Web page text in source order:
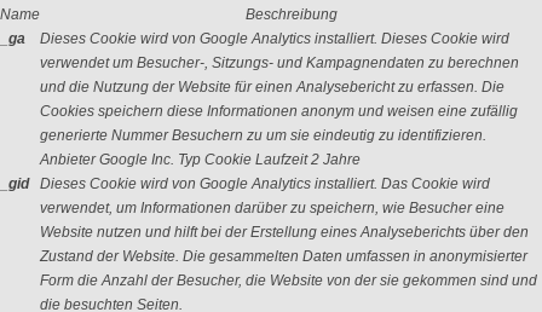
Name
Beschreibung
_ga
Dieses Cookie wird von Google Analytics installiert. Dieses Cookie wird
verwendet um Besucher-, Sitzungs- und Kampagnendaten zu berechnen
und die Nutzung der Website für einen Analysebericht zu erfassen. Die
Cookies speichern diese Informationen anonym und weisen eine zufällig
generierte Nummer Besuchern zu um sie eindeutig zu identifizieren.
Anbieter Google Inc. Typ Cookie Laufzeit 2 Jahre
_gid
Dieses Cookie wird von Google Analytics installiert. Das Cookie wird
verwendet, um Informationen darüber zu speichern, wie Besucher eine
Website nutzen und hilft bei der Erstellung eines Analyseberichts über den
Zustand der Website. Die gesammelten Daten umfassen in anonymisierter
Form die Anzahl der Besucher, die Website von der sie gekommen sind und
die besuchten Seiten.